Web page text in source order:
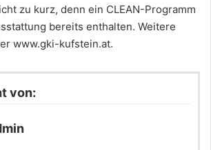
zu kurz, denn ein CLEAN-Programm
bereits enthalten. Weitere
www.gki-kufstein.at.
von: